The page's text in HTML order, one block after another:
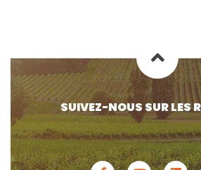
SUIVEZ-NOUS SUR LES